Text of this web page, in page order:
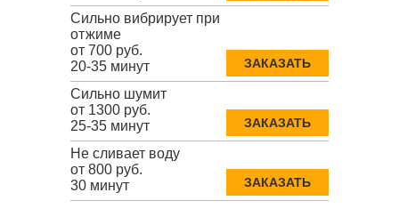
Сильно вибрирует при
отжиме
от 700 руб.
20-35 минут
ЗАКАЗАТЬ
Сильно шумит
от 1300 руб.
25-35 минут
ЗАКАЗАТЬ
Не сливает воду
от 800 руб.
30 минут
ЗАКАЗАТЬ